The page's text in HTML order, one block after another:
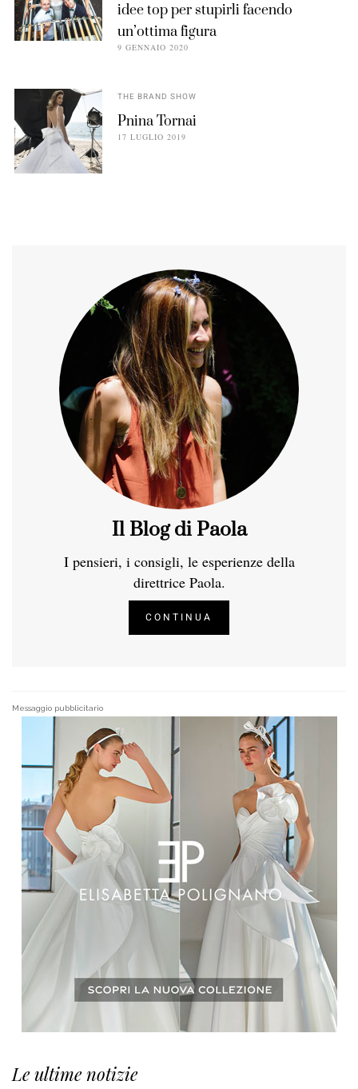
idee top per stupirli facendo
un’ottima figura
9 GENNAIO 2020
THE BRAND SHOW
Pnina Tornai
17 LUGLIO 2019
Il Blog di Paola
I pensieri, i consigli, le esperienze della
direttrice Paola.
CONTINUA
Messaggio pubblicitario
Le ultime notizie